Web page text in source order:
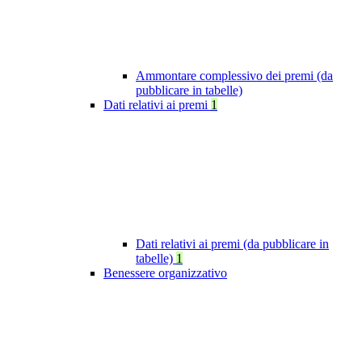
Ammontare complessivo dei premi (da
pubblicare in tabelle)
Dati relativi ai premi 1
Dati relativi ai premi (da pubblicare in
tabelle) 1
Benessere organizzativo